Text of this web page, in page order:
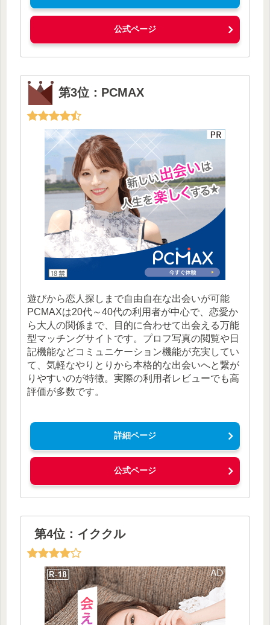
公式ページ
第3位：PCMAX
遊びから恋人探しまで自由自在な出会いが可能
PCMAXは20代～40代の利用者が中心で、恋愛か
ら大人の関係まで、目的に合わせて出会える万能
型マッチングサイトです。プロフ写真の閲覧や日
記機能などコミュニケーション機能が充実してい
て、気軽なやりとりから本格的な出会いへと繋が
りやすいのが特徴。実際の利用者レビューでも高
評価が多数です。
詳細ページ
公式ページ
第4位：イククル